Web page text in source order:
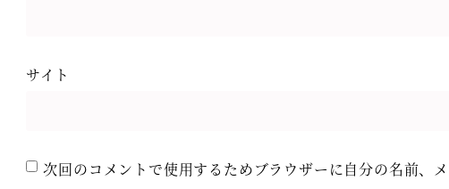
サイト
次回のコメントで使用するためブラウザーに自分の名前、